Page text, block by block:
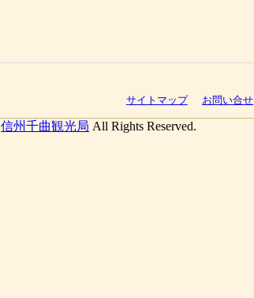
サイトマップ お問い合せ
信州千曲観光局 All Rights Reserved.